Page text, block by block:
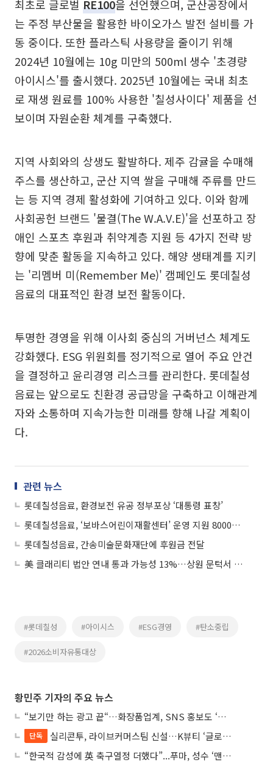
최초로 글로벌 RE100을 선언했으며, 군산공장에서
는 주정 부산물을 활용한 바이오가스 발전 설비를 가
동 중이다. 또한 플라스틱 사용량을 줄이기 위해
2024년 10월에는 10g 미만의 500ml 생수 '초경량
아이시스'를 출시했다. 2025년 10월에는 국내 최초
로 재생 원료를 100% 사용한 '칠성사이다' 제품을 선
보이며 자원순환 체계를 구축했다.
지역 사회와의 상생도 활발하다. 제주 감귤을 수매해
주스를 생산하고, 군산 지역 쌀을 구매해 주류를 만드
는 등 지역 경제 활성화에 기여하고 있다. 이와 함께
사회공헌 브랜드 '물결(The W.A.V.E)'을 선포하고 장
애인 스포츠 후원과 취약계층 지원 등 4가지 전략 방
향에 맞춘 활동을 지속하고 있다. 해양 생태계를 지키
는 '리멤버 미(Remember Me)' 캠페인도 롯데칠성
음료의 대표적인 환경 보전 활동이다.
투명한 경영을 위해 이사회 중심의 거버넌스 체계도
강화했다. ESG 위원회를 정기적으로 열어 주요 안건
을 결정하고 윤리경영 리스크를 관리한다. 롯데칠성
음료는 앞으로도 친환경 공급망을 구축하고 이해관계
자와 소통하며 지속가능한 미래를 향해 나갈 계획이
다.
관련 뉴스
롯데칠성음료, 환경보전 유공 정부포상 ‘대통령 표창’
롯데칠성음료, ‘보바스어린이재활센터’ 운영 지원 8000만 원 기부
롯데칠성음료, 간송미술문화재단에 후원금 전달
美 클래리티 법안 연내 통과 가능성 13%…상원 문턱서 제동
#롯데칠성 #아이시스 #ESG경영 #탄소중립
#2026소비자유통대상
황민주 기자의 주요 뉴스
“보기만 하는 광고 끝“…화장품업계, SNS 홍보도 ‘참여형 콘텐츠’로 변모
단독
실리콘투, 라이브커머스팀 신설…K뷰티 ‘글로벌 판매망’ 확대 속도
“한국적 감성에 英 축구열정 더했다”...푸마, 성수 ‘맨시티 하우스’ 팝업